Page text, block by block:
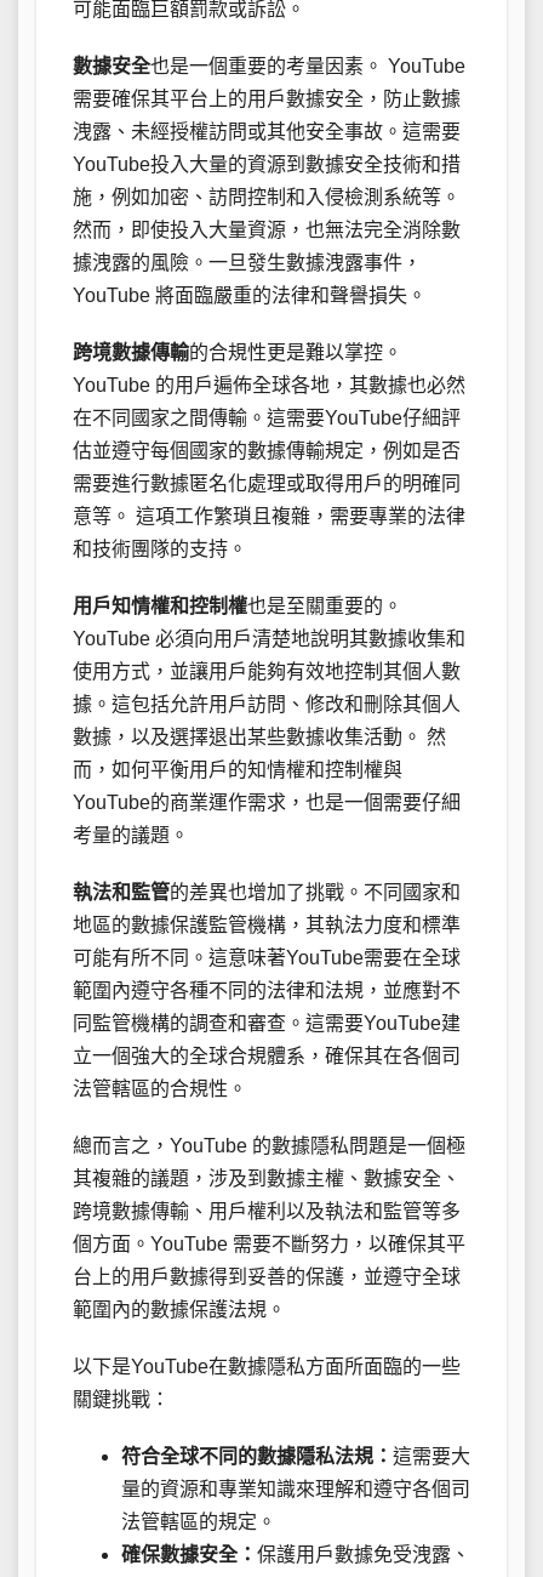
可能面臨巨額罰款或訴訟。
數據安全也是一個重要的考量因素。 YouTube
需要確保其平台上的用戶數據安全，防止數據
洩露、未經授權訪問或其他安全事故。這需要
YouTube投入大量的資源到數據安全技術和措
施，例如加密、訪問控制和入侵檢測系統等。
然而，即使投入大量資源，也無法完全消除數
據洩露的風險。一旦發生數據洩露事件，
YouTube 將面臨嚴重的法律和聲譽損失。
跨境數據傳輸的合規性更是難以掌控。
YouTube 的用戶遍佈全球各地，其數據也必然
在不同國家之間傳輸。這需要YouTube仔細評
估並遵守每個國家的數據傳輸規定，例如是否
需要進行數據匿名化處理或取得用戶的明確同
意等。 這項工作繁瑣且複雜，需要專業的法律
和技術團隊的支持。
用戶知情權和控制權也是至關重要的。
YouTube 必須向用戶清楚地說明其數據收集和
使用方式，並讓用戶能夠有效地控制其個人數
據。這包括允許用戶訪問、修改和刪除其個人
數據，以及選擇退出某些數據收集活動。 然
而，如何平衡用戶的知情權和控制權與
YouTube的商業運作需求，也是一個需要仔細
考量的議題。
執法和監管的差異也增加了挑戰。不同國家和
地區的數據保護監管機構，其執法力度和標準
可能有所不同。這意味著YouTube需要在全球
範圍內遵守各種不同的法律和法規，並應對不
同監管機構的調查和審查。這需要YouTube建
立一個強大的全球合規體系，確保其在各個司
法管轄區的合規性。
總而言之，YouTube 的數據隱私問題是一個極
其複雜的議題，涉及到數據主權、數據安全、
跨境數據傳輸、用戶權利以及執法和監管等多
個方面。YouTube 需要不斷努力，以確保其平
台上的用戶數據得到妥善的保護，並遵守全球
範圍內的數據保護法規。
以下是YouTube在數據隱私方面所面臨的一些
關鍵挑戰：
符合全球不同的數據隱私法規： 這需要大
量的資源和專業知識來理解和遵守各個司
法管轄區的規定。
確保數據安全： 保護用戶數據免受洩露、